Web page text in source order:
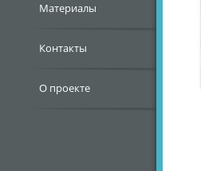
Материалы
Контакты
О проекте